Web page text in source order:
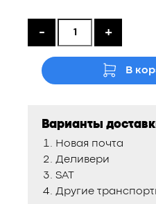
- +
В
Варианты
Новая почта
Деливери
SAT
Другие